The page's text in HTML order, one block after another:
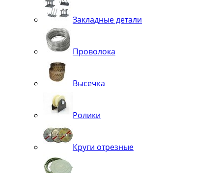
Закладные детали
Проволока
Высечка
Ролики
Круги отрезные